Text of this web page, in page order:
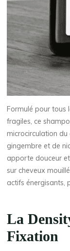
Formulé pour tous
fragiles, ce
microcirculation du
gingembre et de
apporte douceur
sur cheveux
actifs énergisants,
La
Fixation